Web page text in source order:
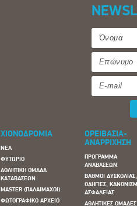
ΧΙΟΝΟΔΡΟΜΙΑ
ΝΕΑ
ΦΥΤΩΡΙΟ
ΑΘΛΗΤΙΚΗ ΟΜΑΔΑ
ΚΑΤΑΒΑΣΕΩΝ
MASTER (ΠΑΛΑΙΜΑΧΟΙ)
ΦΩΤΟΓΡΑΦΙΚΟ ΑΡΧΕΙΟ
ΟΡΕΙΒΑΣΙΑ-
ΑΝΑΡΡΙΧΗΣΗ
ΠΡΟΓΡΑΜΜΑ
ΑΝΑΒΑΣΕΩΝ
ΒΑΘΜΟΙ ΔΥΣΚΟΛΙΑΣ,
ΟΔΗΓΙΕΣ,
ΑΣΦΑΛΕΙΑΣ
ΑΘΛΗΤΙΚΕΣ ΟΜΑΔΕΣ